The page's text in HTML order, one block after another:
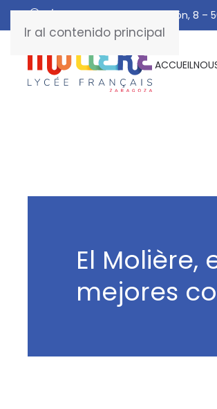
Ir al contenido principal
C/ De Manuel Marraco Ramón, 8 –
ACCUEIL
El Molière,
mejores